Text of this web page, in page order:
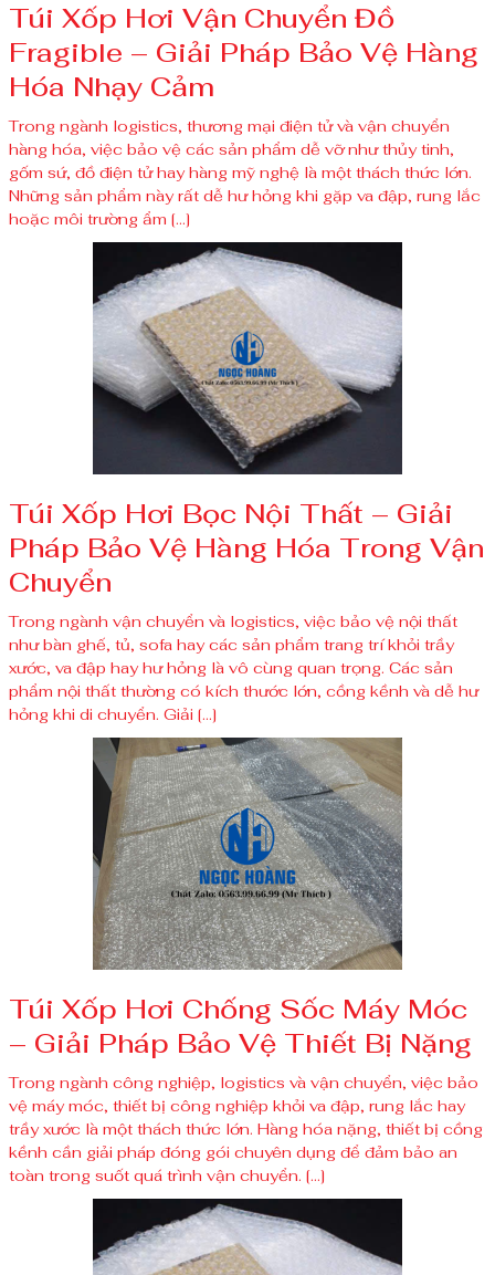
Túi Xốp Hơi Vận Chuyển Đồ
Fragible – Giải Pháp Bảo Vệ Hàng
Hóa Nhạy Cảm
Trong ngành logistics, thương mại điện tử và vận chuyển
hàng hóa, việc bảo vệ các sản phẩm dễ vỡ như thủy tinh,
gốm sứ, đồ điện tử hay hàng mỹ nghệ là một thách thức lớn.
Những sản phẩm này rất dễ hư hỏng khi gặp va đập, rung lắc
hoặc môi trường ẩm […]
Túi Xốp Hơi Bọc Nội Thất – Giải
Pháp Bảo Vệ Hàng Hóa Trong Vận
Chuyển
Trong ngành vận chuyển và logistics, việc bảo vệ nội thất
như bàn ghế, tủ, sofa hay các sản phẩm trang trí khỏi trầy
xước, va đập hay hư hỏng là vô cùng quan trọng. Các sản
phẩm nội thất thường có kích thước lớn, cồng kềnh và dễ hư
hỏng khi di chuyển. Giải […]
Túi Xốp Hơi Chống Sốc Máy Móc
– Giải Pháp Bảo Vệ Thiết Bị Nặng
Trong ngành công nghiệp, logistics và vận chuyển, việc bảo
vệ máy móc, thiết bị công nghiệp khỏi va đập, rung lắc hay
trầy xước là một thách thức lớn. Hàng hóa nặng, thiết bị cồng
kềnh cần giải pháp đóng gói chuyên dụng để đảm bảo an
toàn trong suốt quá trình vận chuyển. […]